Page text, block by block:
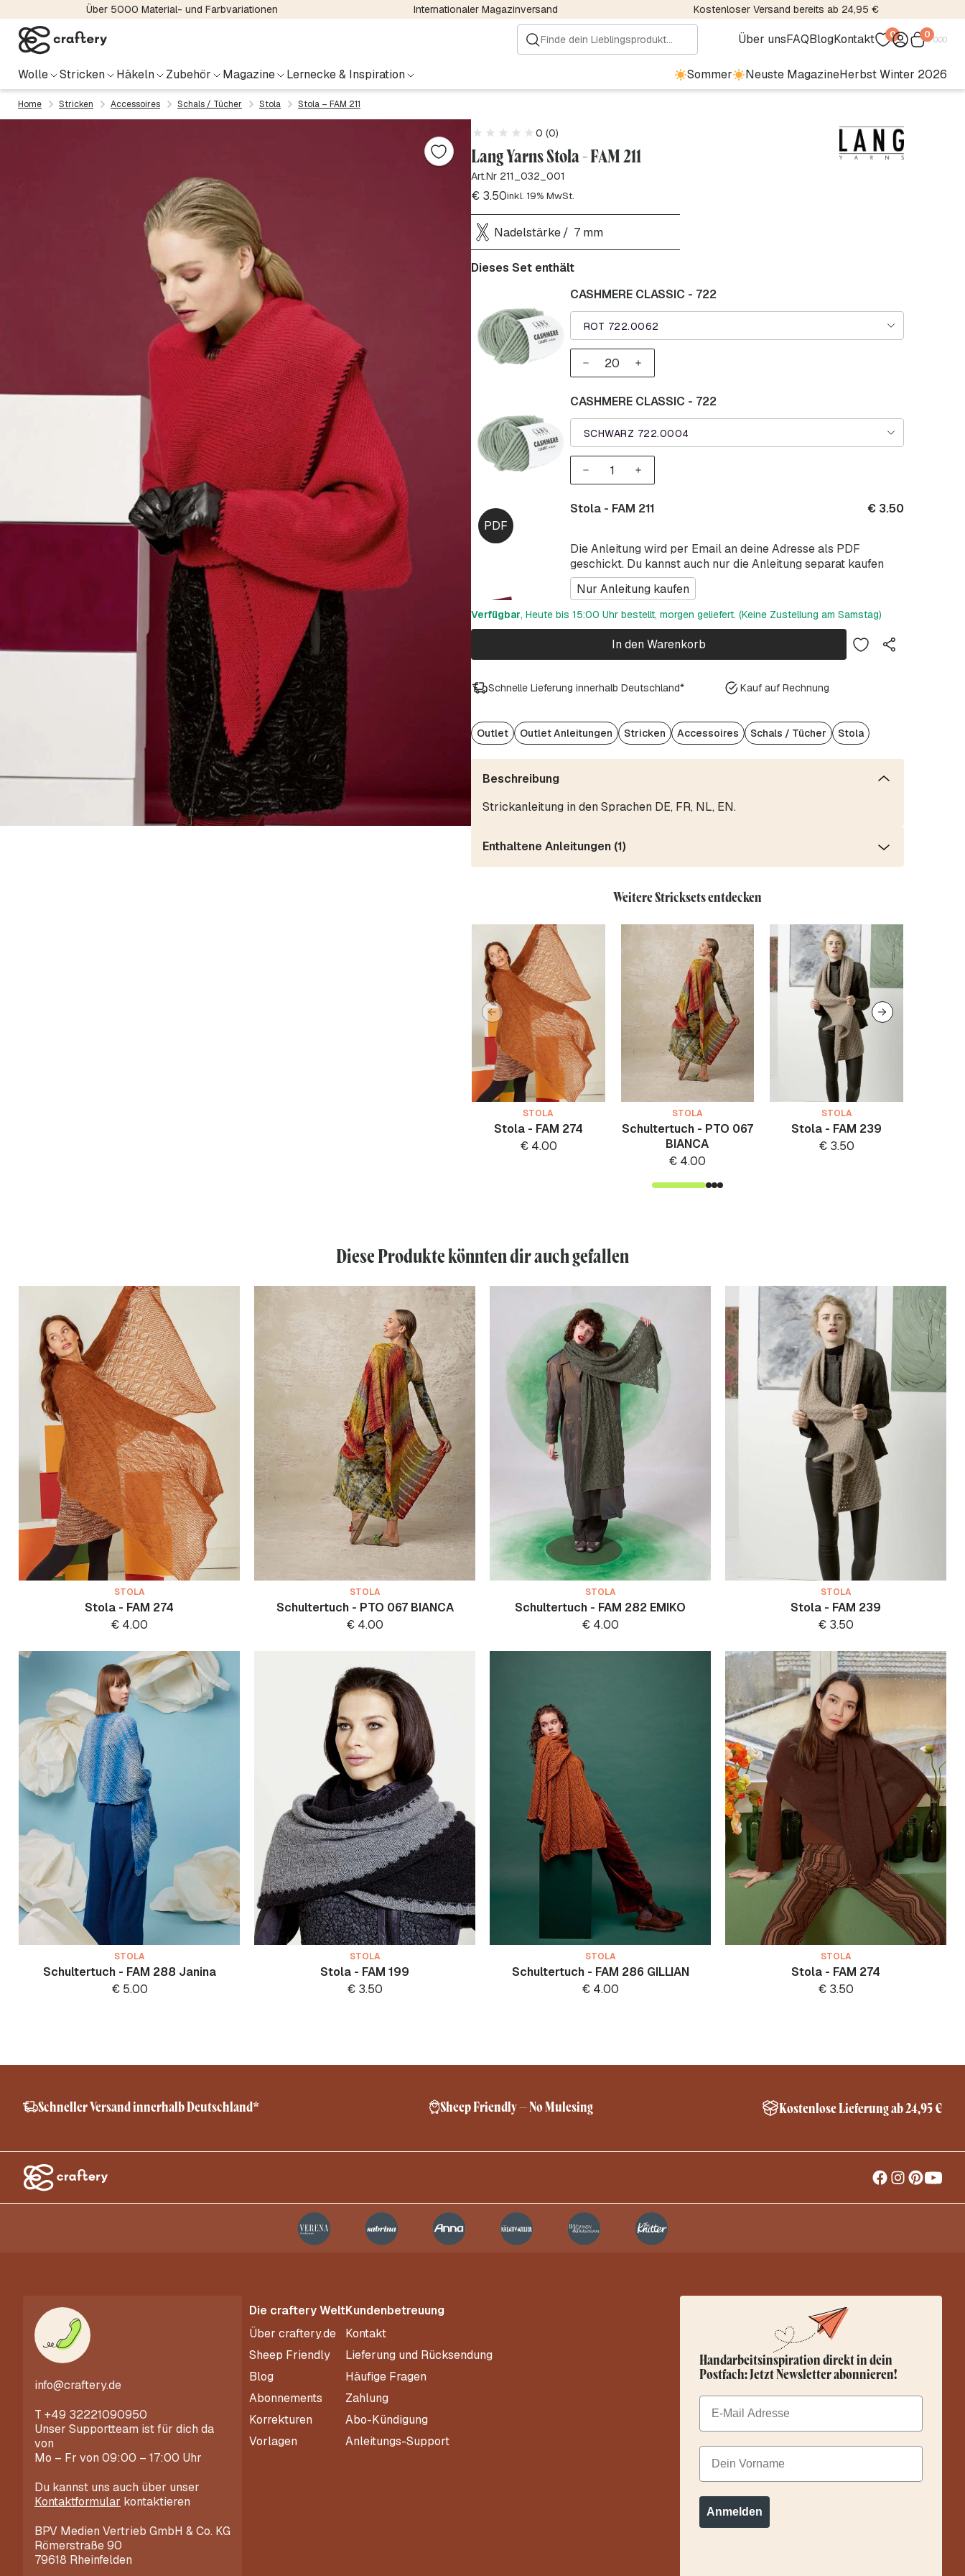
Über 5000 Material- und Farbvariationen Internationaler Magazinversand Kostenloser Versand bereits ab 24,95 €
Über unsFAQBlogKontakt 0 0€0.00
Wolle Stricken Häkeln Zubehör Magazine Lernecke & Inspiration Sommer Neuste MagazineHerbst Winter 2026
Home Stricken Accessoires Schals / Tücher Stola Stola – FAM 211
0 (0)
Lang Yarns Stola - FAM 211
Art.Nr 211_032_001
€3.50inkl. 19% MwSt.
Nadelstärke 7 mm
Dieses Set enthält
ROT 722.0062
CASHMERE CLASSIC - 722
SCHWARZ 722.0004
CASHMERE CLASSIC - 722
Die Anleitung wird per Email an deine Adresse als PDF
geschickt. Du kannst auch nur die Anleitung separat kaufen
Nur Anleitung kaufen
Stola - FAM 211 €3.50
Verfügbar, Heute bis 15:00 Uhr bestellt, morgen geliefert. (Keine Zustellung am Samstag)
In den Warenkorb
Schnelle Lieferung innerhalb Deutschland* Kauf auf Rechnung
Outlet Outlet Anleitungen Stricken Accessoires Schals / Tücher Stola
Beschreibung
Strickanleitung in den Sprachen DE, FR, NL, EN.
Enthaltene Anleitungen (1)
Weitere Stricksets entdecken
STOLA
Stola - FAM 274
€4.00
STOLA
Schultertuch - PTO 067
BIANCA
€ 4.00
STOLA
Stola - FAM 239
€ 3.50
Diese Produkte könnten dir auch gefallen
STOLA
Stola - FAM 274
€ 4.00
STOLA
Schultertuch - PTO 067 BIANCA
€ 4.00
STOLA
Schultertuch - FAM 282 EMIKO
€ 4.00
STOLA
Stola - FAM 239
€ 3.50
STOLA
Schultertuch - FAM 288 Janina
€5.00
STOLA
Stola - FAM 199
€ 3.50
STOLA
Schultertuch - FAM 286 GILLIAN
€ 4.00
STOLA
Stola - FAM 274
€ 3.50
Schneller Versand innerhalb Deutschland* Sheep Friendly – No Mulesing Kostenlose Lieferung ab 24,95 €
info@craftery.de
T +49 32221090950
Unser Supportteam ist für dich da
von
Mo – Fr von 09:00 – 17:00 Uhr
Du kannst uns auch über unser
Kontaktformular kontaktieren
BPV Medien Vertrieb GmbH & Co. KG
Römerstraße 90
79618 Rheinfelden
Die craftery Welt
Über craftery.de
Sheep Friendly
Blog
Abonnements
Korrekturen
Vorlagen
Kundenbetreuung
Kontakt
Lieferung und Rücksendung
Häufige Fragen
Zahlung
Abo-Kündigung
Anleitungs-Support
Handarbeitsinspiration direkt in dein
Postfach: Jetzt Newsletter abonnieren!
Email
Dein Vorname
Anmelden